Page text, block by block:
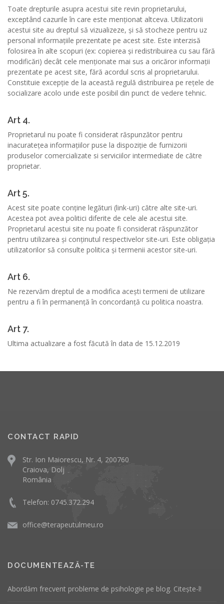
Toate drepturile asupra acestui site revin proprietarului,
exceptând cazurile în care este menționat altceva. Utilizatorii
acestui site au dreptul să vizualizeze, și să stocheze pentru uz
personal informațiile prezentate pe acest site. Este interzisă
folosirea în alte scopuri (ex: copierea și redistribuirea cu sau fără
modificări) decât cele menționate mai sus a oricăror informații
prezentate pe acest site, fără acordul scris al proprietarului.
Constituie excepție de la această regulă distribuirea pe rețele de
socializare acolo unde este posibil din punct de vedere tehnic.
Art 4.
Proprietarul nu poate fi considerat răspunzător pentru
inacuratețea informațiilor puse la dispoziție de furnizorii
produselor comercializate si serviciilor intermediate de către
proprietar.
Art 5.
Acest site poate conține legături (link-uri) către alte site-uri.
Acestea pot avea politici diferite de cele ale acestui site.
Proprietarul acestui site nu poate fi considerat răspunzător
pentru utilizarea și conținutul respectivelor site-uri. Este obligația
utilizatorilor să consulte politica și termenii acestor site-uri.
Art 6.
Ne rezervăm dreptul de a modifica acești termeni de utilizare
pentru a fi în permanență în concordanță cu politica noastra.
Art 7.
Ultima actualizare a fost făcută în data de 15.12.2019
CONTACT RAPID
Str. Ion Maiorescu, Nr. 4, 200760
Craiova, Dolj
România
Telefon: 0745.372.294
office@terapeutulmeu.ro
DOCUMENTEAZĂ-TE
Abordăm frecvent probleme de psihologie pe blog. Citește-l!